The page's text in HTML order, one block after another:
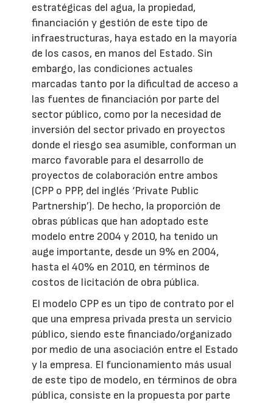
estratégicas del agua, la propiedad,
financiación y gestión de este tipo de
infraestructuras, haya estado en la mayoría
de los casos, en manos del Estado. Sin
embargo, las condiciones actuales
marcadas tanto por la dificultad de acceso a
las fuentes de financiación por parte del
sector público, como por la necesidad de
inversión del sector privado en proyectos
donde el riesgo sea asumible, conforman un
marco favorable para el desarrollo de
proyectos de colaboración entre ambos
(CPP o PPP, del inglés ‘Private Public
Partnership’). De hecho, la proporción de
obras públicas que han adoptado este
modelo entre 2004 y 2010, ha tenido un
auge importante, desde un 9% en 2004,
hasta el 40% en 2010, en términos de
costos de licitación de obra pública.
El modelo CPP es un tipo de contrato por el
que una empresa privada presta un servicio
público, siendo este financiado/organizado
por medio de una asociación entre el Estado
y la empresa. El funcionamiento más usual
de este tipo de modelo, en términos de obra
pública, consiste en la propuesta por parte